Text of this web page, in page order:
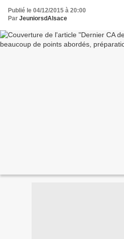
Publié le 04/12/2015 à 20:00
Par JeuniorsdAlsace